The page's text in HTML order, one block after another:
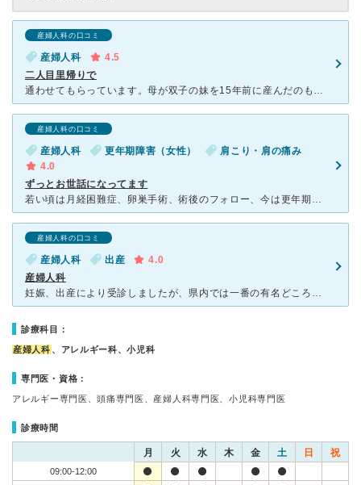
産婦人科の口コミ
産婦人科
4.5
二人目里帰りで
通わせてもらっています。母が双子の妹を15年前に産んだのもここです。玄関入って、向かって右側が小児科、左側が産婦人科ときちんと別れています。総合会計の事務の方みなお仕事が早く待たされない印象でした。し
産婦人科の口コミ
産婦人科 更年期障害（女性）
肩こり・肩の痛み
4.0
ずっとお世話になってます
若い頃は月経困難症、卵巣手術、術後のフォロー、今は更年期でお世話になってます。 肩こり、ホットフラッシュ、めまい等、いろんな症状のことを長々とお話ししましたが親身になって話を聞いてくれる良い病院だと
産婦人科の口コミ
産婦人科 出産
4.0
産婦人科
妊娠、出産により受診しましたが、県内では一番の有名どころだと思います。 医師も複数人いますが、基本的には担当医師は決まった方なので複数回顔を合わせて状況を確認してもらっていくうちに信頼もできるように
診療科目：
産婦人科 、アレルギー科、小児科
専門医・資格：
アレルギー専門医、頭痛専門医、産婦人科専門医、小児科専門医
診療時間
月 火 水 木 金 土 日 祝
09:00-12:00